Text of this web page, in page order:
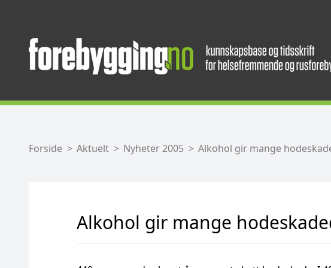
Forside Aktuelt Nyheter 2005 Alkohol gir mange
Alkohol gir mange